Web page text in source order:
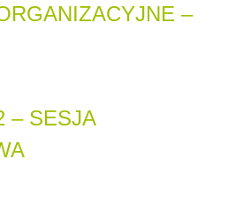
–
– SESJA